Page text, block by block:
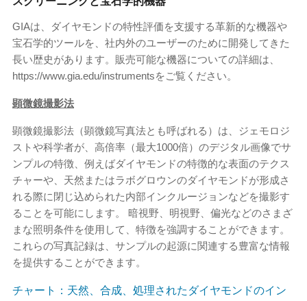
GIAは、ダイヤモンドの特性評価を支援する革新的な機器や
宝石学的ツールを、社内外のユーザーのために開発してきた
長い歴史があります。販売可能な機器についての詳細は、
https://www.gia.edu/instrumentsをご覧ください。
顕微鏡撮影法
顕微鏡撮影法（顕微鏡写真法とも呼ばれる）は、ジェモロジ
ストや科学者が、高倍率（最大1000倍）のデジタル画像でサ
ンプルの特徴、例えばダイヤモンドの特徴的な表面のテクス
チャーや、天然またはラボグロウンのダイヤモンドが形成さ
れる際に閉じ込められた内部インクルージョンなどを撮影す
ることを可能にします。 暗視野、明視野、偏光などのさまざ
まな照明条件を使用して、特徴を強調することができます。
これらの写真記録は、サンプルの起源に関連する豊富な情報
を提供することができます。
チャート：天然、合成、処理されたダイヤモンドのイン